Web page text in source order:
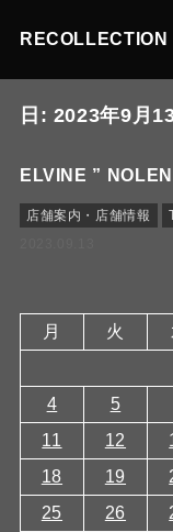
RECOLLECTION
日: 2023年9月
ELVINE ”
店舗案内・店舗情報
月
火
4
5
11
12
18
19
25
26